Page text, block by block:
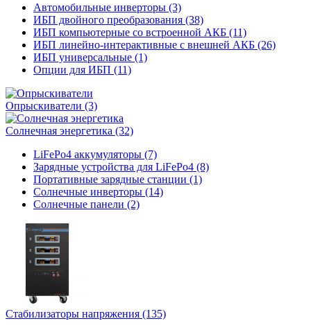
Автомобильные инверторы (3)
ИБП двойного преобразования (38)
ИБП компьютерные со встроенной АКБ (11)
ИБП линейно-интерактивные с внешней АКБ (26)
ИБП универсальные (1)
Опции для ИБП (11)
Опрыскиватели (3)
Солнечная энергетика (32)
LiFePo4 аккумуляторы (7)
Зарядные устройства для LiFePo4 (8)
Портативные зарядные станции (1)
Солнечные инверторы (14)
Солнечные панели (2)
Стабилизаторы напряжения (135)